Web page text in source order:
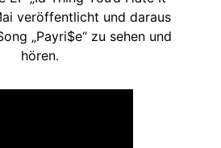
veröffentlicht und daraus
„Payri$e“ zu sehen und
hören.